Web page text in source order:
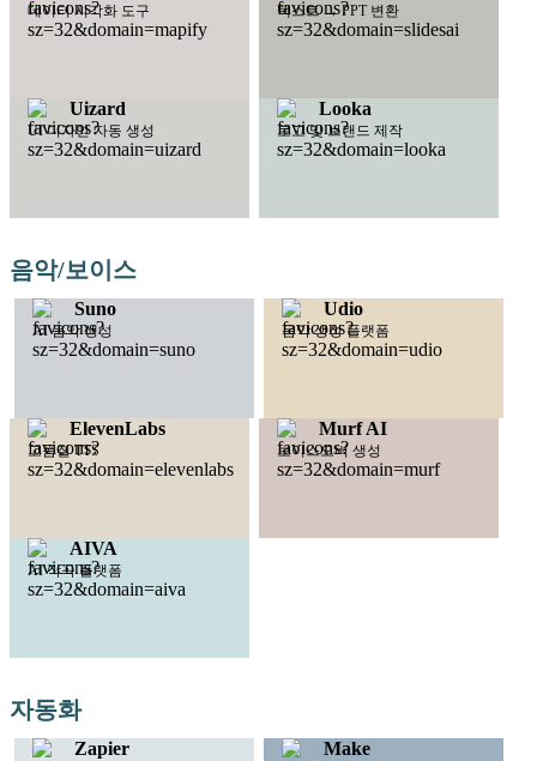
데이터 시각화 도구 텍스트 → PPT 변환
Uizard
UI 디자인 자동 생성
Looka
로고 및 브랜드 제작
음악/보이스
Suno
AI 음악 생성
Udio
음악 생성 플랫폼
ElevenLabs
고품질 TTS
Murf AI
보이스오버 생성
AIVA
AI 작곡 플랫폼
자동화
Zapier Make